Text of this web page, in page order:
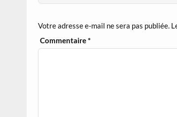
Votre adresse e-mail ne sera pas publiée.
Commentaire*